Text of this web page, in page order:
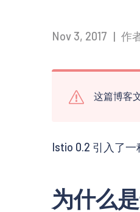
Nov 3, 2017 | 作
这篇博客
Istio 0.2 引入了
为什么